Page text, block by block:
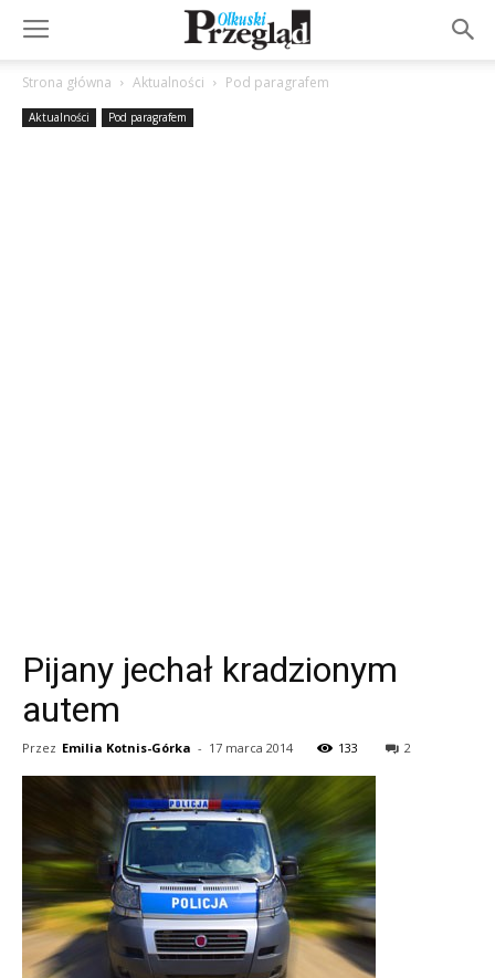
Strona główna Aktualności Pod paragrafem
Aktualności Pod paragrafem
Pijany jechał kradzionym
autem
Przez Emilia Kotnis-Górka - 17 marca 2014 133 2